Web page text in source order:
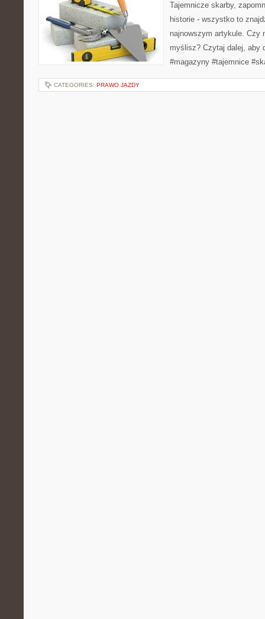
Tajemnicze skarby,
historie - wszystko to
najnowszym artykule. Czy
myślisz? Czytaj dalej, aby
#magazyny #tajemnice
CATEGORIES: PRAWO JAZDY